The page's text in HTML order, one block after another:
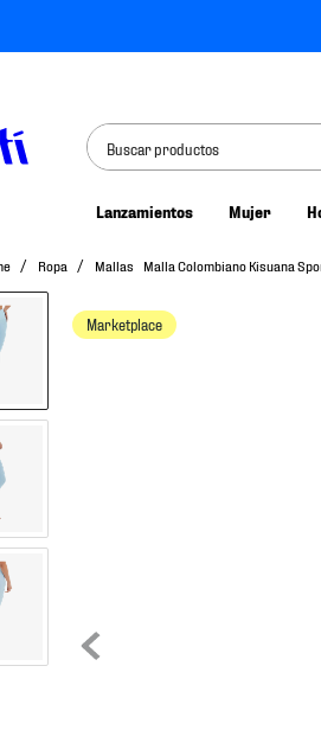
Buscar productos
Lanzamientos Mujer
Ropa Mallas Malla Colombiano Kisuana
Marketplace